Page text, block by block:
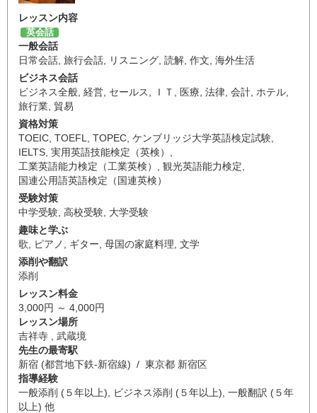
レッスン内容
英会話
一般会話
日常会話 旅行会話 リスニング 読解 作文 海外生活
ビジネス会話
ビジネス全般 経営 セールス ＩＴ 医療 法律 会計 ホテル
旅行業 貿易
資格対策
TOEIC TOEFL TOPEC ケンブリッジ大学英語検定試験
IELTS 実用英語技能検定（英検）
工業英語能力検定（工業英検）
観光英語能力検定
国連公用語英語検定（国連英検）
受験対策
中学受験 高校受験 大学受験
趣味と学ぶ
歌
ピアノ ギター 母国の家庭料理 文学
添削や翻訳
添削
レッスン料金
3,000円 ～ 4,000円
レッスン場所
吉祥寺 , 武蔵境
先生の最寄駅
新宿 (都営地下鉄-新宿線) / 東京都 新宿区
指導経験
一般添削 (５年以上), ビジネス添削 (５年以上), 一般翻訳 (５年
以上) 他